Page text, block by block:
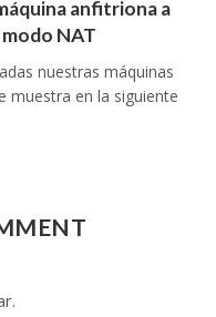
anfitriona a
NAT
nuestras máquinas
muestra en la siguiente